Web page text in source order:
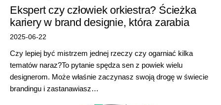
Ekspert czy człowiek orkiestra? Ścieżka
kariery w brand designie, która zarabia
2025-06-22
Czy lepiej być mistrzem jednej rzeczy czy ogarniać kilka
tematów naraz?To pytanie spędza sen z powiek wielu
designerom. Może właśnie zaczynasz swoją drogę w świecie
brandingu i zastanawiasz…